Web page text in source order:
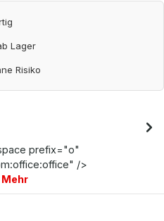
Lager
Risiko
prefix="o"
/>
Mehr